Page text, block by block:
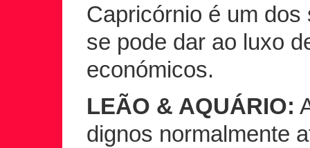
Capricórnio é um
se pode dar ao luxo
económicos.
LEÃO & AQUÁRIO:
dignos normalmente